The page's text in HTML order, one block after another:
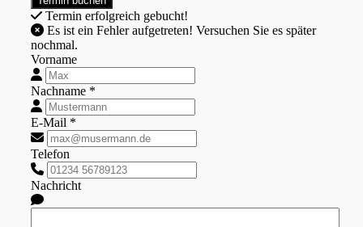
Termin erfolgreich gebucht!
nochmal.
Vorname
Nachname *
E-Mail *
Telefon
Nachricht